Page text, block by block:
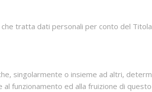
tratta dati personali per conto del
singolarmente o insieme ad altri,
funzionamento ed alla fruizione di